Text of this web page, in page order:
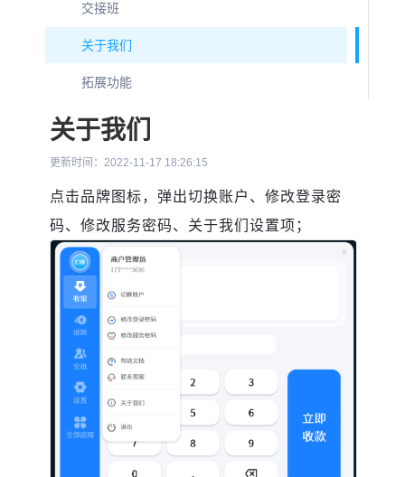
交接班
关于我们
拓展功能
关于我们
更新时间：2022-11-17 18:26:15
点击品牌图标，弹出切换账户、修改登录密
码、修改服务密码、关于我们设置项；